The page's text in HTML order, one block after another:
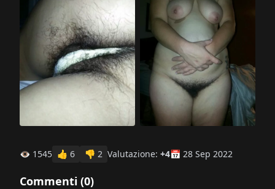
👁 1545 👍 6 👎 2 Valutazione: +4📅 28 Sep 2022
Commenti (0)